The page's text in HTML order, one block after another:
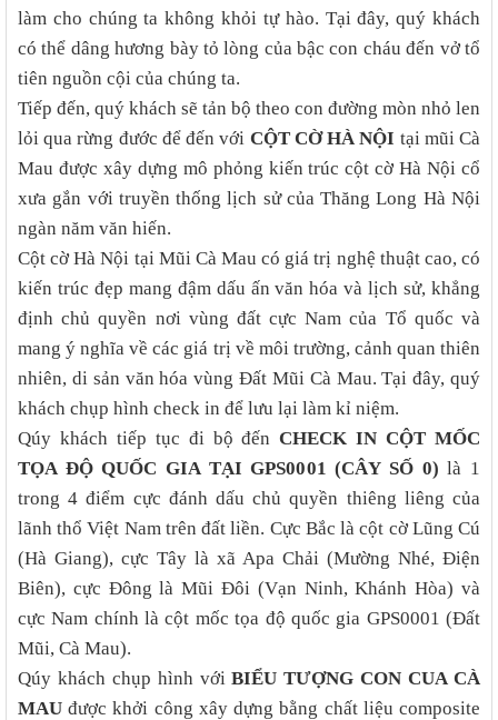
làm cho chúng ta không khỏi tự hào. Tại đây, quý khách
có thể dâng hương bày tỏ lòng của bậc con cháu đến vở tổ
tiên nguồn cội của chúng ta.
Tiếp đến, quý khách sẽ tản bộ theo con đường mòn nhỏ len
lỏi qua rừng đước để đến với CỘT CỜ HÀ NỘI tại mũi Cà
Mau được xây dựng mô phỏng kiến trúc cột cờ Hà Nội cổ
xưa gắn với truyền thống lịch sử của Thăng Long Hà Nội
ngàn năm văn hiến.
Cột cờ Hà Nội tại Mũi Cà Mau có giá trị nghệ thuật cao, có
kiến trúc đẹp mang đậm dấu ấn văn hóa và lịch sử, khẳng
định chủ quyền nơi vùng đất cực Nam của Tổ quốc và
mang ý nghĩa về các giá trị về môi trường, cảnh quan thiên
nhiên, di sản văn hóa vùng Đất Mũi Cà Mau. Tại đây, quý
khách chụp hình check in để lưu lại làm kỉ niệm.
Qúy khách tiếp tục đi bộ đếnCHECK IN CỘT MỐC
TỌA ĐỘ QUỐC GIA TẠI GPS0001 (CÂY SỐ 0) là 1
trong 4 điểm cực đánh dấu chủ quyền thiêng liêng của
lãnh thổ Việt Nam trên đất liền. Cực Bắc là cột cờ Lũng Cú
(Hà Giang), cực Tây là xã Apa Chải (Mường Nhé, Điện
Biên), cực Đông là Mũi Đôi (Vạn Ninh, Khánh Hòa) và
cực Nam chính là cột mốc tọa độ quốc gia GPS0001 (Đất
Mũi, Cà Mau).
Qúy khách chụp hình vớiBIỂU TƯỢNG CON CUA CÀ
MAUđược khởi công xây dựng bằng chất liệu composite